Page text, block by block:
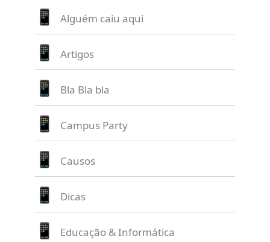
Alguém caiu aqui
Artigos
Bla Bla bla
Campus Party
Causos
Dicas
Educação & Informática